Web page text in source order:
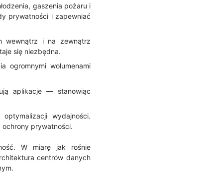
gaszenia pożaru i
prywatności i zapewniać
wewnątrz i na zewnątrz
się niezbędna.
ogromnymi wolumenami
aplikacje — stanowiąc
wydajności.
ochrony prywatności.
W miarę jak rośnie
centrów danych